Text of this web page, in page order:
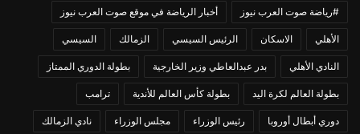
#رياضة صوت العرب نيوز أخبار الرياضة في موقع صوت العرب نيوز
الأهلي الاسكان الرئيس السيسي الزمالك السيسي
النادي الأهلي بدر عبدالعاطي وزير الخارجية بطولة الدوري الممتاز
بطولة العالم لكرة اليد بطولة كأس العالم للأندية ترامب
دوري أبطال أوروبا رئيس الوزراء مجلس الوزراء نادي الزمالك